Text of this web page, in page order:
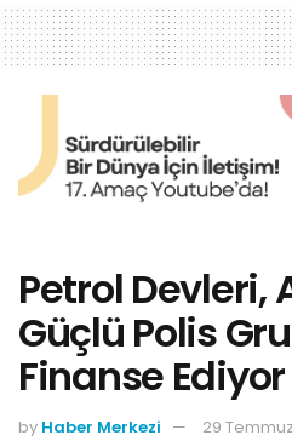
Petrol Devleri,
Güçlü Polis
Finanse Ediyor
by Haber Merkezi
29